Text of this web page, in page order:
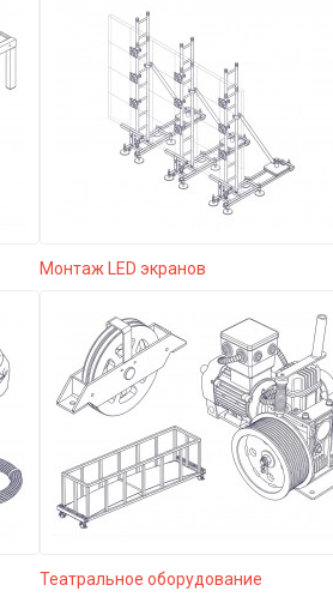
Монтаж LED экранов
Театральное оборудование